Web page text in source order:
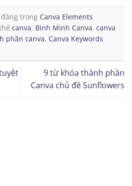
trong Canva Elements
canva, Bình Minh Canva, canva
phần canva, Canva Keywords
9 từ khóa thành phần
Canva chủ đề Sunflowers